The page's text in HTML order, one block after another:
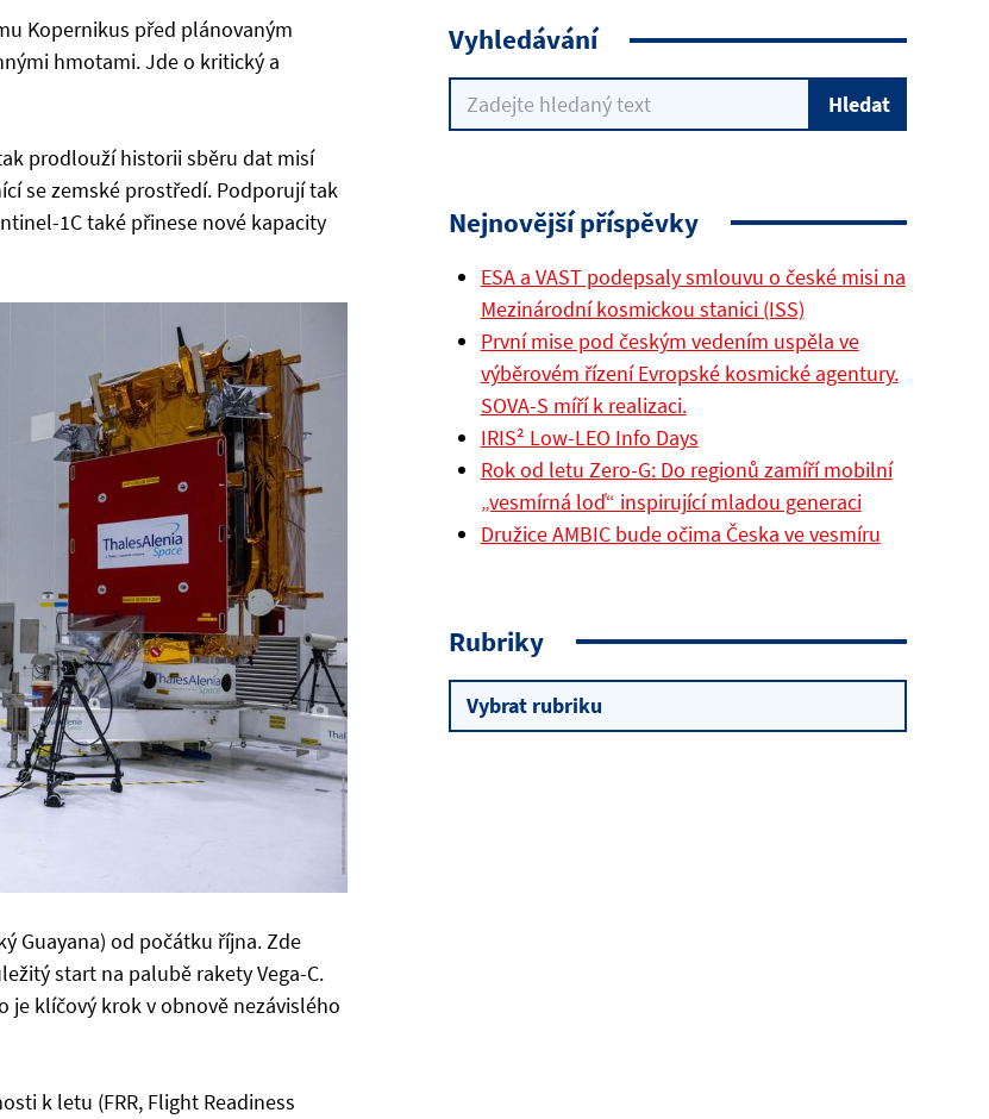
Kopernikus před plánovaným
hmotami. Jde o kritický a
prodlouží historii sběru dat misí
se zemské prostředí. Podporují tak
1C také přinese nové kapacity
Guayana) od počátku října. Zde
start na palubě rakety Vega-C.
je klíčový krok v obnově nezávislého
k letu (FRR, Flight Readiness
Vyhledávání
Nejnovější příspěvky
ESA a VAST podepsaly smlouvu o české misi na
Mezinárodní kosmickou stanici (ISS)
První mise pod českým vedením uspěla ve
výběrovém řízení Evropské kosmické agentury.
SOVA-S míří k realizaci.
IRIS² Low-LEO Info Days
Rok od letu Zero-G: Do regionů zamíří mobilní
„vesmírná loď“ inspirující mladou generaci
Družice AMBIC bude očima Česka ve vesmíru
Rubriky
Rubriky